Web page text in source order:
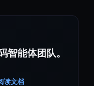
智能体团队。
读文档